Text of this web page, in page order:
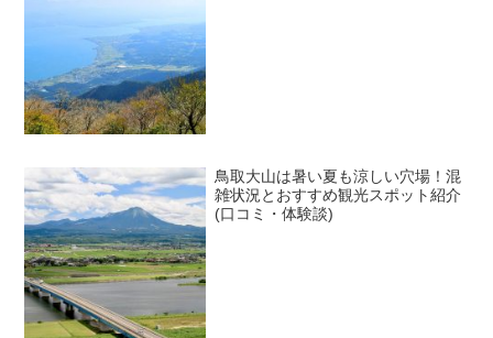
鳥取大山は暑い夏も涼しい穴場！混
雑状況とおすすめ観光スポット紹介
(口コミ・体験談)